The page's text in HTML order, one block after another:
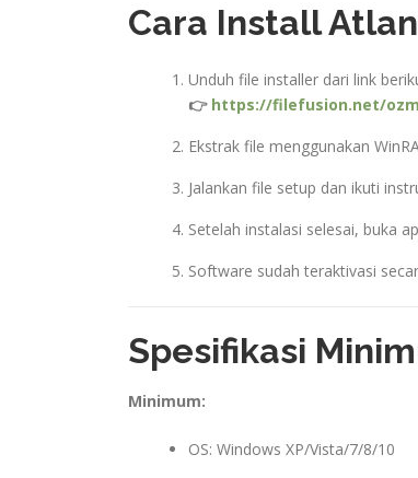
Cara Install
Unduh file installer dari link
👉 https://filefusion.net/
Ekstrak file menggunakan
Jalankan file setup dan ikuti
Setelah instalasi selesai, buka
Software sudah teraktivasi
Spesifikasi
Minimum:
OS: Windows XP/Vista/7/8/10